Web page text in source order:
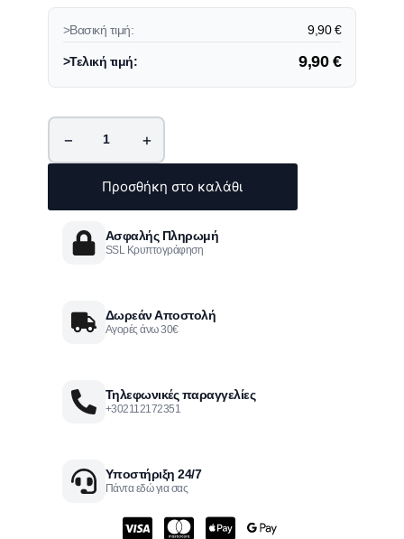
>Βασική τιμή: 9,90€
>Τελική τιμή: 9,90 €
− +
Προσθήκη στο καλάθι
Ασφαλής Πληρωμή
SSL Κρυπτογράφηση
Δωρεάν Αποστολή
Αγορές άνω 30€
Τηλεφωνικές παραγγελίες
+302112172351
Υποστήριξη 24/7
Πάντα εδώ για σας